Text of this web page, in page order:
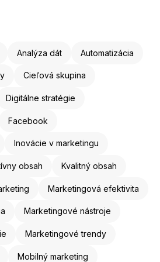
Analýza dát Automatizácia
Cieľová skupina
Digitálne stratégie
Facebook
Inovácie v marketingu
obsah Kvalitný obsah
Marketingová efektivita
Marketingové nástroje
Marketingové trendy
Mobilný marketing